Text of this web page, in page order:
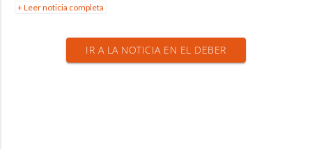
+ Leer noticia completa
IR A LA NOTICIA EN EL DEBER